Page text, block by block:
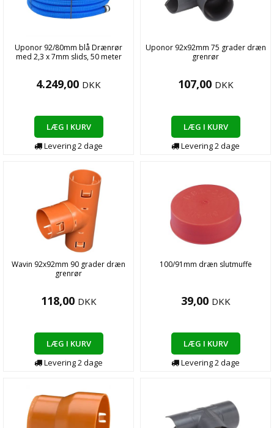
Uponor 92/80mm blå Drænrør
med 2,3 x 7mm slids, 50 meter
4.249,00 DKK
LÆG I KURV
Levering2dage
Uponor 92x92mm 75 grader dræn
grenrør
107,00 DKK
LÆG I KURV
Levering2dage
Wavin 92x92mm 90 grader dræn
grenrør
118,00 DKK
LÆG I KURV
Levering2dage
100/91mm dræn slutmuffe
39,00 DKK
LÆG I KURV
Levering2dage